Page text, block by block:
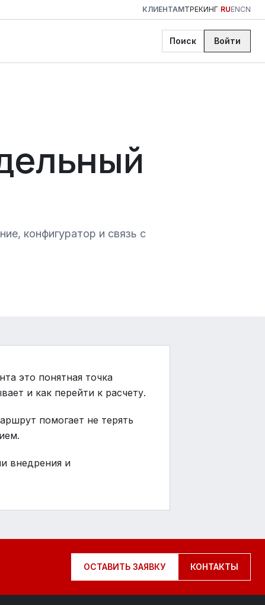
КЛИЕНТАМТРЕКИНГ RUENCN
Поиск Войти
конфигуратор и связь с
это понятная точка
и как перейти к расчету.
помогает не терять
внедрения и
ОСТАВИТЬ ЗАЯВКУ КОНТАКТЫ